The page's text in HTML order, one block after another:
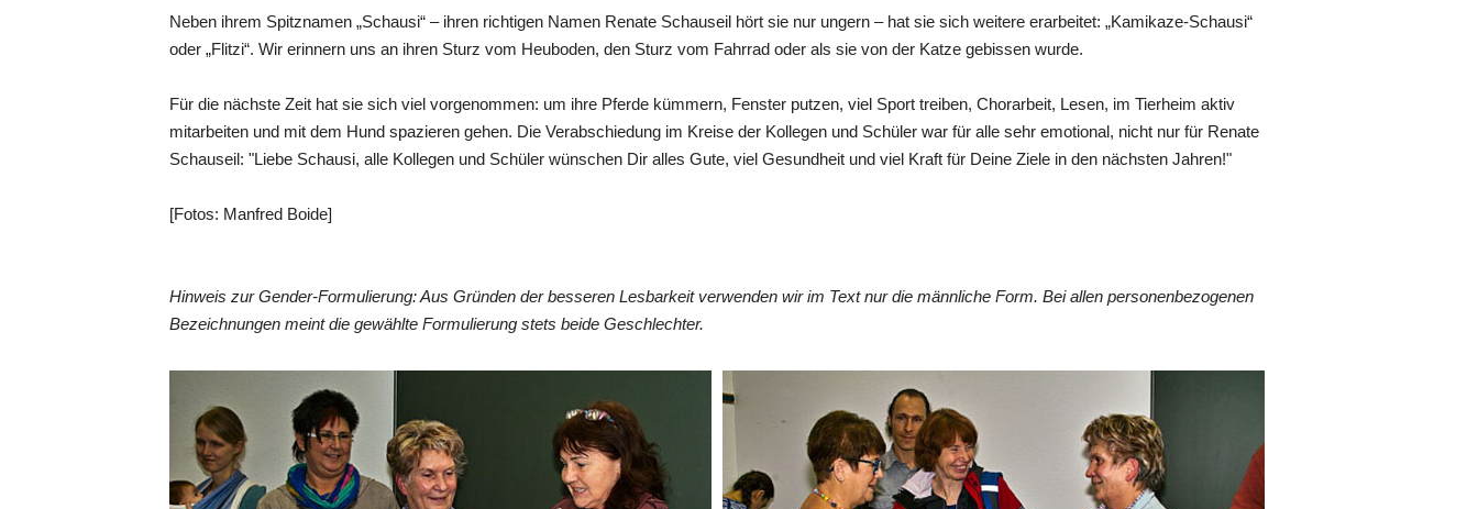
Neben ihrem Spitznamen „Schausi“ – ihren richtigen Namen Renate Schauseil hört sie nur ungern – hat sie sich weitere erarbeitet: „Kamikaze-Schausi“
oder „Flitzi“. Wir erinnern uns an ihren Sturz vom Heuboden, den Sturz vom Fahrrad oder als sie von der Katze gebissen wurde.
Für die nächste Zeit hat sie sich viel vorgenommen: um ihre Pferde kümmern, Fenster putzen, viel Sport treiben, Chorarbeit, Lesen, im Tierheim aktiv
mitarbeiten und mit dem Hund spazieren gehen. Die Verabschiedung im Kreise der Kollegen und Schüler war für alle sehr emotional, nicht nur für Renate
Schauseil: "Liebe Schausi, alle Kollegen und Schüler wünschen Dir alles Gute, viel Gesundheit und viel Kraft für Deine Ziele in den nächsten Jahren!"
[Fotos: Manfred Boide]
Hinweis zur Gender-Formulierung: Aus Gründen der besseren Lesbarkeit verwenden wir im Text nur die männliche Form. Bei allen personenbezogenen
Bezeichnungen meint die gewählte Formulierung stets beide Geschlechter.